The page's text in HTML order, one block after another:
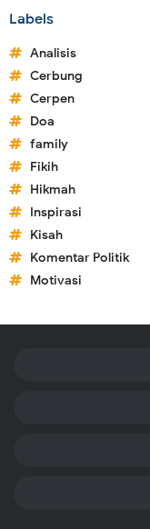
Labels
Analisis
Cerbung
Cerpen
Doa
family
Fikih
Hikmah
Inspirasi
Kisah
Komentar Politik
Motivasi